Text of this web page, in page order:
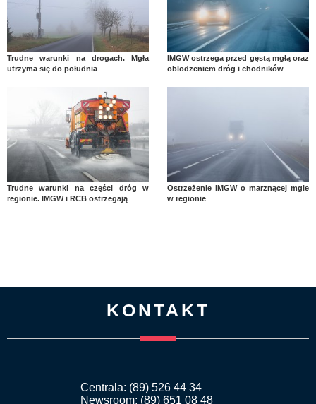
Trudne warunki na drogach. Mgła
utrzyma się do południa
IMGW ostrzega przed gęstą mgłą oraz
oblodzeniem dróg i chodników
Trudne warunki na części dróg w
regionie. IMGW i RCB ostrzegają
Ostrzeżenie IMGW o marznącej mgle
w regionie
KONTAKT
Centrala: (89) 526 44 34
Newsroom: (89) 651 08 48